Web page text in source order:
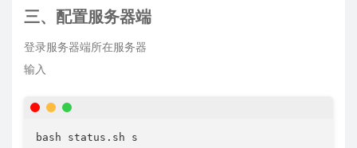
三、配置服务器端
登录服务器端所在服务器
输入